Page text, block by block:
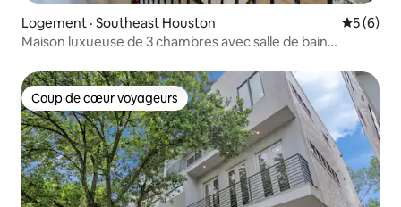
Logement · Southeast Houston Note
5 (6)
Maison luxueuse de 3 chambres avec salle de bain
Coup de cœur voyageurs
Coup de cœur voyageurs